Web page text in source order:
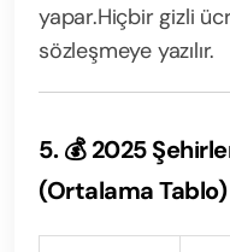
yapar.Hiçbir gizli
sözleşmeye yazılır.
5. 💰 2025
(Ortalama Tablo)